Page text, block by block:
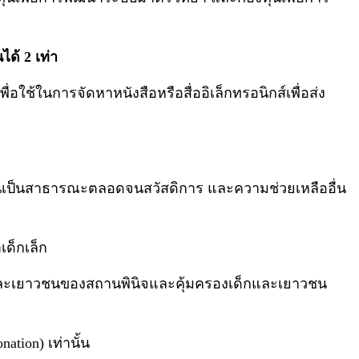
ด้ 2 เท่า
อใช้ในการจัดหาหนังสือหรือสื่ออิเล็กทรอนิกส์เพื่อส่ง
ป็นสาธารณะตลอดจนสวัสดิการ และความช่วยเหลืออื่น
ด็กเล็ก
เยาวชนของสถานพินิจและคุ้มครองเด็กและเยาวชน
เท่านั้น